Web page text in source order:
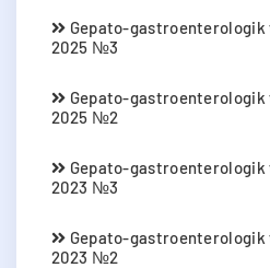
Gepato-
2025 №3
Gepato-
2025 №2
Gepato-
2023 №3
Gepato-
2023 №2